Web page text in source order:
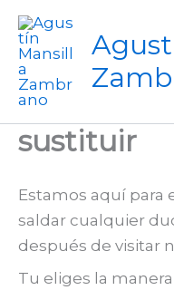
contenido
sustituir
Estamos aquí para
saldar cualquier
después de visitar
Tu eliges la